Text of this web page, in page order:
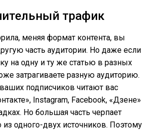
трафик
меняя формат контента, вы
часть аудитории. Но даже если
на одну и ту же статью в разных
затрагиваете разную аудиторию.
подписчиков читают вас
Instagram, Facebook, «Дзене»
Но большая часть черпает
из одного-двух источников. Поэтому